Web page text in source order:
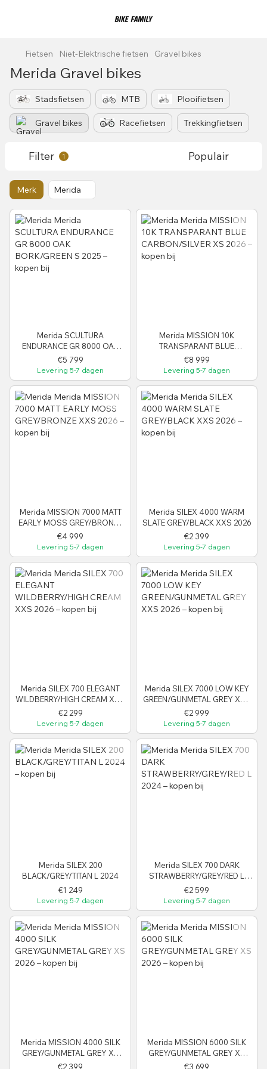
Fietsen Niet-Elektrische fietsen Gravel bikes
Merida Gravel bikes
Stadsfietsen MTB Plooifietsen
Gravel bikes Racefietsen Trekkingfietsen
Filter 1 Populair
Merk Merida
Merida SCULTURA
ENDURANCE GR 8000 OAK
BORK/GREEN S 2025
€5 799
Levering 5-7 dagen
Merida MISSION 10K
TRANSPARANT BLUE
CARBON/SILVER XS 2026
€8 999
Levering 5-7 dagen
Merida MISSION 7000 MATT
EARLY MOSS GREY/BRONZE
XXS 2026
€4 999
Levering 5-7 dagen
Merida SILEX 4000 WARM
SLATE GREY/BLACK XXS 2026
€2 399
Levering 5-7 dagen
Merida SILEX 700 ELEGANT
WILDBERRY/HIGH CREAM XXS
2026
€2 299
Levering 5-7 dagen
Merida SILEX 7000 LOW KEY
GREEN/GUNMETAL GREY XXS
2026
€2 999
Levering 5-7 dagen
Merida SILEX 200
BLACK/GREY/TITAN L 2024
€1 249
Levering 5-7 dagen
Merida SILEX 700 DARK
STRAWBERRY/GREY/RED L
2024
€2 599
Levering 5-7 dagen
Merida MISSION 4000 SILK
GREY/GUNMETAL GREY XS
2026
€2 399
Merida MISSION 6000 SILK
GREY/GUNMETAL GREY XS
2026
€3 699